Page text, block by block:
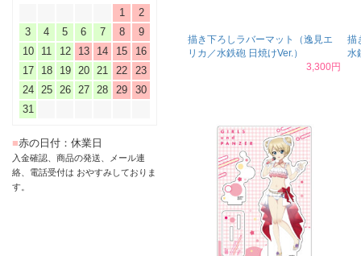
描き下ろしラバーマット（逸見エ
リカ／水鉄砲 日焼けVer.）
3,300円
描
水
1
2
3
4 5 6 7 8
9
10
11 12 13 14 15
16
17
18 19 20 21 22
23
24
25 26 27 28 29
30
31
■赤の日付：休業日
入金確認、商品の発送、メール連
絡、電話受付は おやすみしておりま
す。